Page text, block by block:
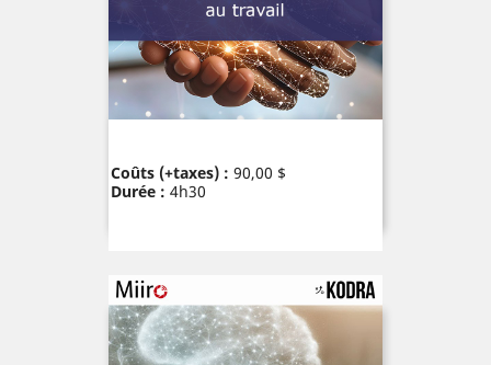
Prix
Coûts (+taxes) : 90,00 $
Durée : 4h30